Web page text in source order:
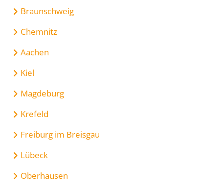
Braunschweig
Chemnitz
Aachen
Kiel
Magdeburg
Krefeld
Freiburg im Breisgau
Lübeck
Oberhausen